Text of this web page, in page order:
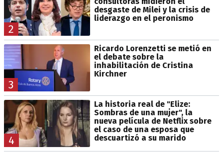
2
desgaste de Milei y la crisis de
liderazgo en el peronismo
3
Ricardo Lorenzetti se metió en
el debate sobre la
inhabilitación de Cristina
Kirchner
4
La historia real de "Elize:
Sombras de una mujer", la
nueva película de Netflix sobre
el caso de una esposa que
descuartizó a su marido